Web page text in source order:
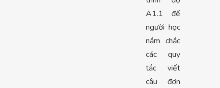
A1.1 để
người học
nắm chắc
các quy
tắc viết
câu đơn